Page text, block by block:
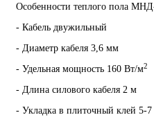
Особенности теплого пола
- Кабель двужильный
- Диаметр кабеля 3,6 мм
- Удельная мощность 160 Вт/м2
- Длина силового кабеля 2 м
- Укладка в плиточный клей 5-